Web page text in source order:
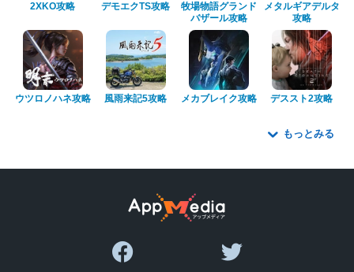
2XKO攻略 デモエクTS攻略
牧場物語グランド
バザール攻略
メタルギアデルタ
攻略
ウツロノハネ攻略 風雨来記5攻略 メカブレイク攻略 デススト2攻略
もっとみる